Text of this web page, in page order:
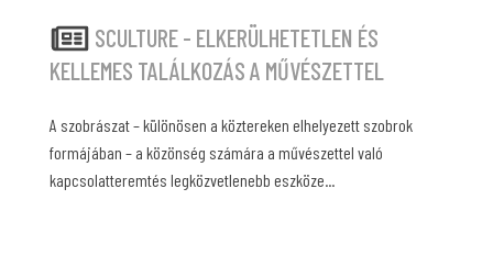
SCULTURE - ELKERÜLHETETLEN ÉS
KELLEMES TALÁLKOZÁS A MŰVÉSZETTEL
A szobrászat – különösen a köztereken elhelyezett szobrok
formájában – a közönség számára a művészettel való
kapcsolatteremtés legközvetlenebb eszköze...